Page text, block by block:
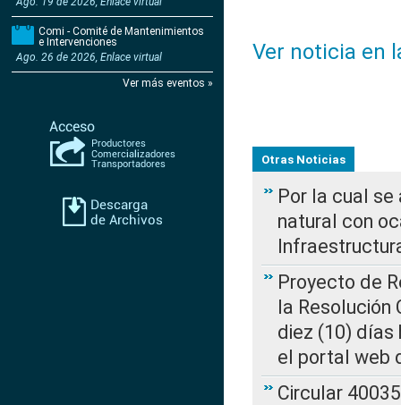
Comi - Comité de Mantenimientos
e Intervenciones
Ago. 26 de 2026, Enlace virtual
Ver más eventos »
Ver noticia en
Otras Noticias
Por la cual
natural con
Proyecto de
la Resolución
diez (10) días
el portal web
Circular